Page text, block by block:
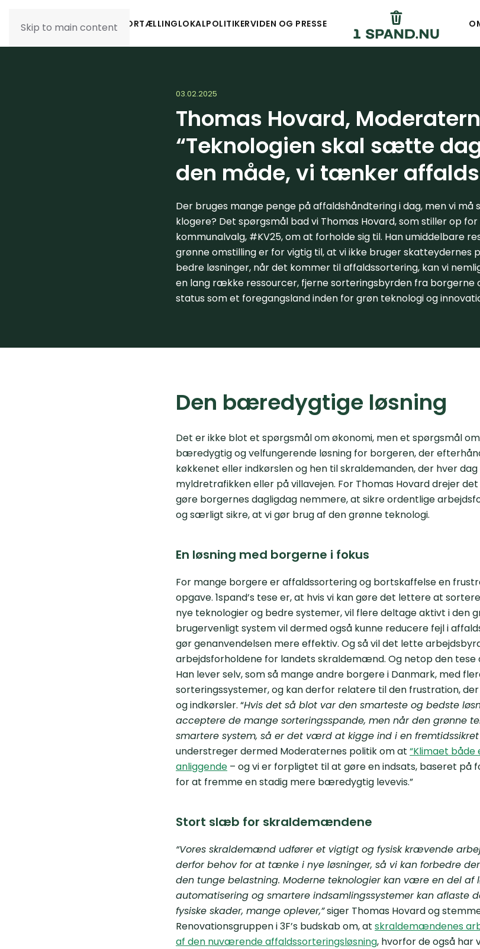
Skip to main content
BORGERNES FORTÆLLINGLOKALPOLITIKERVIDEN OG PRESSE
03.02.2025
Thomas Hovard,
“Teknologien skal sætte
den måde, vi tænker
Der bruges mange penge på affaldshåndtering i dag, men vi må
klogere? Det spørgsmål bad vi Thomas Hovard, som stiller op
kommunalvalg, #KV25, om at forholde sig til. Han umiddelbare
grønne omstilling er for vigtig til, at vi ikke bruger skatteydernes
bedre løsninger, når det kommer til affaldssortering, kan vi
en lang række ressourcer, fjerne sorteringsbyrden fra
status som et foregangsland inden for grøn teknologi og
Den bæredygtige løsning
Det er ikke blot et spørgsmål om økonomi, men et spørgsmål
bæredygtig og velfungerende løsning for borgeren, der
køkkenet eller indkørslen og hen til skraldemanden, der hver
myldretrafikken eller på villavejen. For Thomas Hovard drejer
gøre borgernes dagligdag nemmere, at sikre ordentlige
og særligt sikre, at vi gør brug af den grønne teknologi.
En løsning med borgerne i fokus
For mange borgere er affaldssortering og bortskaffelse en
opgave. 1spand’s tese er, at hvis vi kan gøre det lettere at
nye teknologier og bedre systemer, vil flere deltage aktivt i den
brugervenligt system vil dermed også kunne reducere fejl i
gør genanvendelsen mere effektiv. Og så vil det lette
arbejdsforholdene for landets skraldemænd. Og netop den tese
Han lever selv, som så mange andre borgere i Danmark, med
sorteringssystemer, og kan derfor relatere til den frustration,
og indkørsler. “Hvis det så blot var den smarteste og bedste
acceptere de mange sorteringsspande, men når den grønne
smartere system, så er det værd at kigge ind i en fremtidssikret
understreger dermed Moderaternes politik om at “Klimaet
anliggende – og vi er forpligtet til at gøre en indsats, baseret på
for at fremme en stadig mere bæredygtig levevis.”
Stort slæb for skraldemændene
“Vores skraldemænd udfører et vigtigt og fysisk krævende
derfor behov for at tænke i nye løsninger, så vi kan forbedre
den tunge belastning. Moderne teknologier kan være en del af
automatisering og smartere indsamlingssystemer kan aflaste
fysiske skader, mange oplever,”siger Thomas Hovard og
Renovationsgruppen i 3F’s budskab om, at skraldemændenes
af den nuværende affaldssorteringsløsning, hvorfor de også